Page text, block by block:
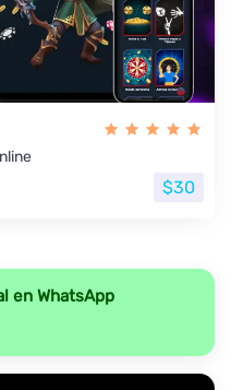
$30
en WhatsApp